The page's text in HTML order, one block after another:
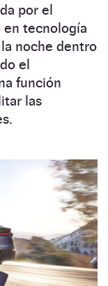
por el
en tecnología
noche dentro
el
función
las